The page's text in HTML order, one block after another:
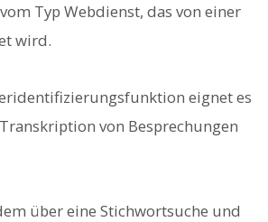
Typ Webdienst, das von einer
wird.
eignet es
von Besprechungen
über eine Stichwortsuche und